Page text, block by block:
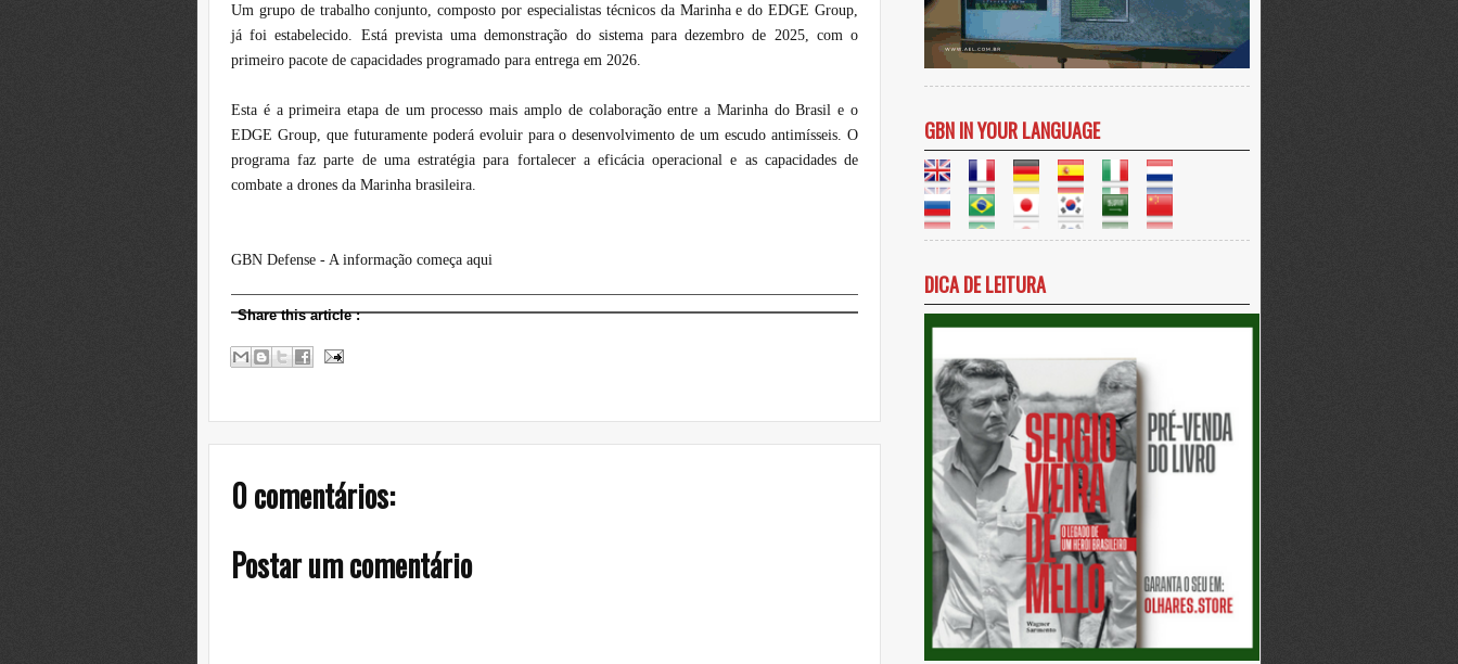
Um grupo de trabalho conjunto, composto por especialistas técnicos da Marinha e do EDGE Group,
já foi estabelecido. Está prevista uma demonstração do sistema para dezembro de 2025, com o
primeiro pacote de capacidades programado para entrega em 2026.
Esta é a primeira etapa de um processo mais amplo de colaboração entre a Marinha do Brasil e o
EDGE Group, que futuramente poderá evoluir para o desenvolvimento de um escudo antimísseis. O
programa faz parte de uma estratégia para fortalecer a eficácia operacional e as capacidades de
combate a drones da Marinha brasileira.
GBN Defense - A informação começa aqui
Share this article:
0 comentários:
Postar um comentário
GBN IN YOUR LANGUAGE
DICA DE LEITURA